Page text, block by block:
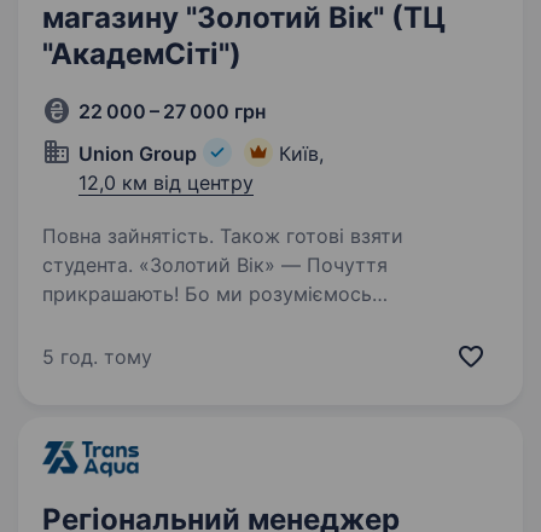
магазину "Золотий Вік" (ТЦ
"АкадемСіті")
22 000 – 27 000 грн
Union Group
Київ,
12,0 км від центру
Повна зайнятість. Також готові взяти
студента. «Золотий Вік» — Почуття
прикрашають! Бо ми розуміємось
прикраси! Приведи друга до нашої команди!
5 год. тому
Регіональний менеджер